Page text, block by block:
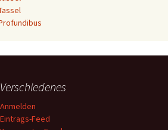
Verschiedenes
Anmelden
Eintrags-Feed